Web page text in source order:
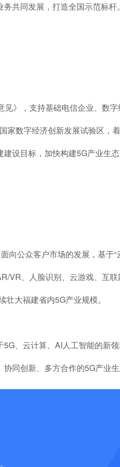
共同发展，打造全国示范标杆。
》，支持基础电信企业、数
家数字经济创新发展试验区
设目标，加快构建5G产业生
向公众客户市场的发展，基
VR、人脸识别、云游戏、互
大福建省内5G产业规模。
、云计算、AI人工智能的新
同创新、多方合作的5G产业